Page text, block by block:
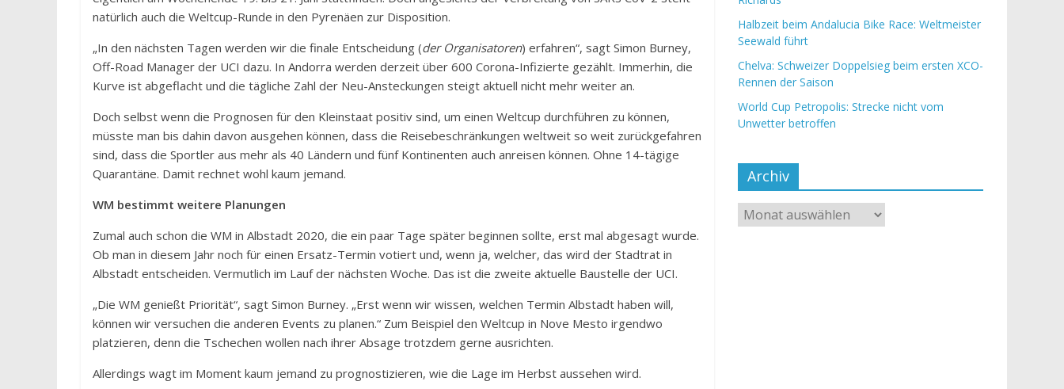
natürlich auch die Weltcup-Runde in den Pyrenäen zur Disposition.
„In den nächsten Tagen werden wir die finale Entscheidung (der Organisatoren) erfahren“, sagt Simon Burney,
Off-Road Manager der UCI dazu. In Andorra werden derzeit über 600 Corona-Infizierte gezählt. Immerhin, die
Kurve ist abgeflacht und die tägliche Zahl der Neu-Ansteckungen steigt aktuell nicht mehr weiter an.
Doch selbst wenn die Prognosen für den Kleinstaat positiv sind, um einen Weltcup durchführen zu können,
müsste man bis dahin davon ausgehen können, dass die Reisebeschränkungen weltweit so weit zurückgefahren
sind, dass die Sportler aus mehr als 40 Ländern und fünf Kontinenten auch anreisen können. Ohne 14-tägige
Quarantäne. Damit rechnet wohl kaum jemand.
WM bestimmt weitere Planungen
Zumal auch schon die WM in Albstadt 2020, die ein paar Tage später beginnen sollte, erst mal abgesagt wurde.
Ob man in diesem Jahr noch für einen Ersatz-Termin votiert und, wenn ja, welcher, das wird der Stadtrat in
Albstadt entscheiden. Vermutlich im Lauf der nächsten Woche. Das ist die zweite aktuelle Baustelle der UCI.
„Die WM genießt Priorität“, sagt Simon Burney. „Erst wenn wir wissen, welchen Termin Albstadt haben will,
können wir versuchen die anderen Events zu planen.“ Zum Beispiel den Weltcup in Nove Mesto irgendwo
platzieren, denn die Tschechen wollen nach ihrer Absage trotzdem gerne ausrichten.
Allerdings wagt im Moment kaum jemand zu prognostizieren, wie die Lage im Herbst aussehen wird.
Halbzeit beim Andalucia Bike Race: Weltmeister
Seewald führt
Chelva: Schweizer Doppelsieg beim ersten XCO-
Rennen der Saison
World Cup Petropolis: Strecke nicht vom
Unwetter betroffen
Archiv